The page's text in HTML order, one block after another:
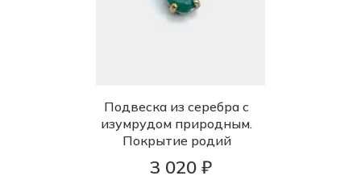
Подвеска из серебра с
изумрудом природным.
Покрытие родий
3 020 ₽